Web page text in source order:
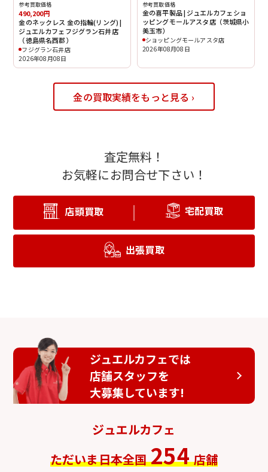
参考買取価格
490,200円
金のネックレス 金の指輪(リング) |
ジュエルカフェフジグラン石井店
（徳島県名西郡）
フジグラン石井店
2026年08月08日
参考買取価格
金の喜平製品 | ジュエルカフェショ
ッピングモールアスタ店（茨城県小
美玉市）
ショッピングモールアスタ店
2026年08月08日
金の買取実績をもっと見る ›
査定無料！
お気軽にお問合せ下さい！
店頭買取 宅配買取
出張買取
ジュエルカフェでは
店舗スタッフを
大募集しています!
ジュエルカフェ
ただいま日本全国 254 店舗